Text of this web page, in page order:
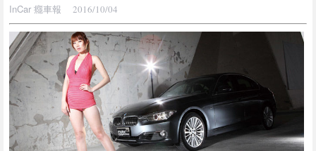
InCar 癮車報 2016/10/04